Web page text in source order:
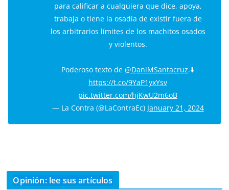
para calificar a cualquiera que dice, apoya,
trabaja o tiene la osadía de existir fuera de
los arbitrarios límites de los machitos osados
y violentos.
Poderoso texto de @DaniMSantacruz.⬇️
https://t.co/9YaP1yxYsv
pic.twitter.com/hjKwU2m6oB
— La Contra (@LaContraEc) January 21, 2024
Opinión: lee sus artículos